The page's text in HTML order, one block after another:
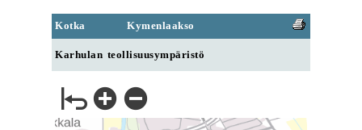
Kotka Kymenlaakso
Karhulan teollisuusympäristö